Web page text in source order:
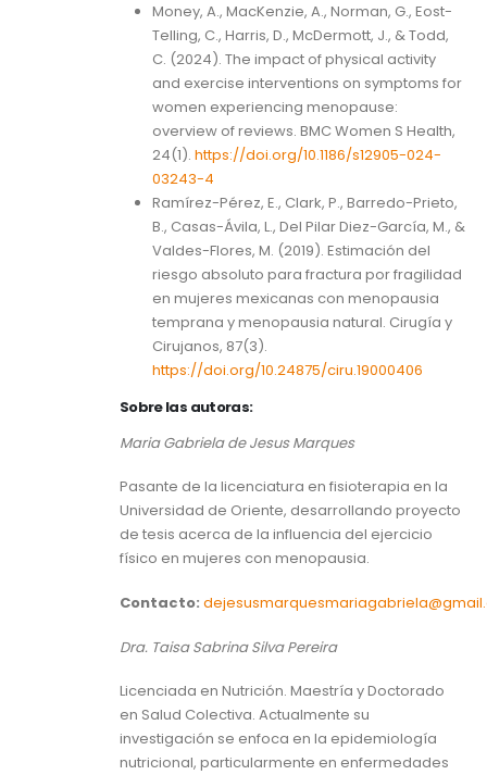
Money, A., MacKenzie, A., Norman, G., Eost-
Telling, C., Harris, D., McDermott, J., & Todd,
C. (2024). The impact of physical activity
and exercise interventions on symptoms for
women experiencing menopause:
overview of reviews. BMC Women S Health,
24(1). https://doi.org/10.1186/s12905-024-
03243-4
Ramírez-Pérez, E., Clark, P., Barredo-Prieto,
B., Casas-Ávila, L., Del Pilar Diez-García, M., &
Valdes-Flores, M. (2019). Estimación del
riesgo absoluto para fractura por fragilidad
en mujeres mexicanas con menopausia
temprana y menopausia natural. Cirugía y
Cirujanos, 87(3).
https://doi.org/10.24875/ciru.19000406
Sobre las autoras:
Maria Gabriela de Jesus Marques
Pasante de la licenciatura en fisioterapia en la
Universidad de Oriente, desarrollando proyecto
de tesis acerca de la influencia del ejercicio
físico en mujeres con menopausia.
Contacto:
Dra. Taisa Sabrina Silva Pereira
Licenciada en Nutrición. Maestría y Doctorado
en Salud Colectiva. Actualmente su
investigación se enfoca en la epidemiología
nutricional, particularmente en enfermedades